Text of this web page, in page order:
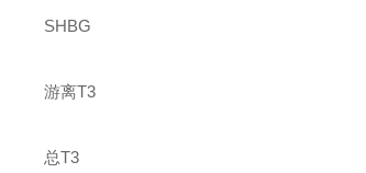
SHBG
游离T3
总T3